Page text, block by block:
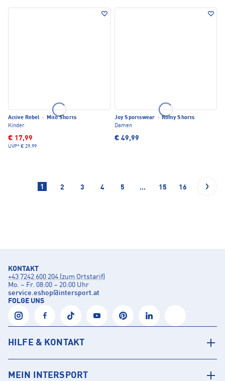
Active Rebel ·
Mito Shorts
Kinder
€ 17,99
UVP* € 29,99
Joy Sportswear · Romy Shorts
Damen
€ 49,99
1 2 3 4 5 ... 15 16
KONTAKT
+43 7242 600 204 (zum Ortstarif)
Mo. – Fr. 08:00 – 20:00 Uhr
service.eshop@intersport.at
FOLGE UNS
HILFE & KONTAKT
MEIN INTERSPORT